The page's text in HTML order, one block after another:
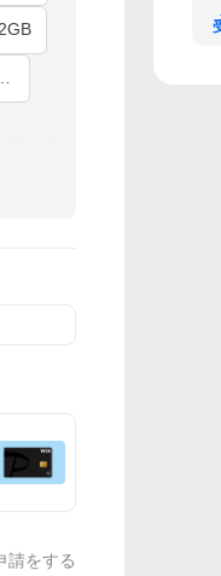
請をする